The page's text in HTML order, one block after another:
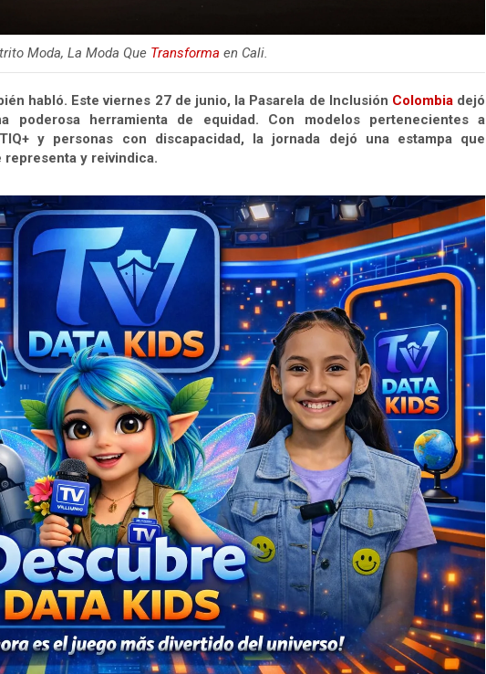
Moda, La Moda Que Transforma en Cali.
habló. Este viernes 27 de junio, la Pasarela de Inclusión Colombia dejó
herramienta de equidad. Con modelos pertenecientes a
y personas con discapacidad, la jornada dejó una estampa que
y reivindica.